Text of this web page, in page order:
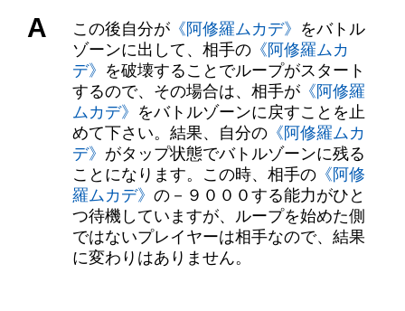
A この後自分が 《阿修羅ムカデ》 をバトル
ゾーンに出して、相手の 《阿修羅ムカ
デ》 を破壊することでループがスタート
するので、その場合は、相手が 《阿修羅
ムカデ》 をバトルゾーンに戻すことを止
めて下さい。結果、自分の 《阿修羅ムカ
デ》 がタップ状態でバトルゾーンに残る
ことになります。この時、相手の 《阿修
羅ムカデ》 の－９０００する能力がひと
つ待機していますが、ループを始めた側
ではないプレイヤーは相手なので、結果
に変わりはありません。